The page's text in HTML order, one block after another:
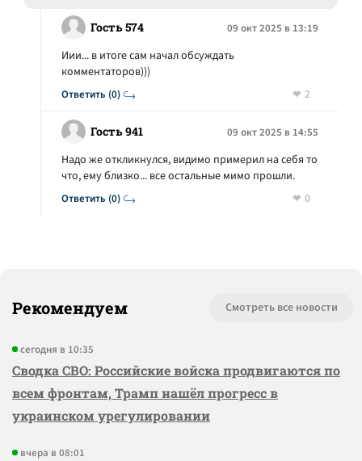
Гость 574 09 окт 2025 в 13:19
Ответить (0)
Иии... в итоге сам начал обсуждать
комментаторов)))
2
Гость 941 09 окт 2025 в 14:55
Ответить (0)
Надо же откликнулся, видимо примерил на себя то
что, ему близко... все остальные мимо прошли.
0
Рекомендуем Смотреть все новости
сегодня в 10:35
Сводка СВО: Российские войска продвигаются по
всем фронтам, Трамп нашёл прогресс в
украинском урегулировании
вчера в 08:01